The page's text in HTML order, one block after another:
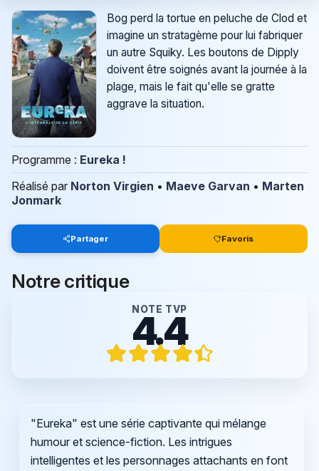
Bog perd la tortue en peluche de Clod et
imagine un stratagème pour lui fabriquer
un autre Squiky. Les boutons de Dipply
doivent être soignés avant la journée à la
plage, mais le fait qu'elle se gratte
aggrave la situation.
Programme : Eureka !
Réalisé par Norton Virgien • Maeve Garvan • Marten
Jonmark
Partager Favoris
Notre critique
NOTE TVP
4.4
"Eureka" est une série captivante qui mélange
humour et science-fiction. Les intrigues
intelligentes et les personnages attachants en font